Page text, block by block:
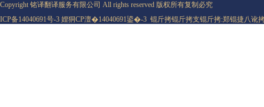
Copyright 铭译翻译服务有限公司 All rights reserved 版权所有复制必究
ICP备14040691号-3 娌狪CP澶�14040691鍙�-3 锟斤拷锟斤拷支锟斤拷:郑锟捷八讹